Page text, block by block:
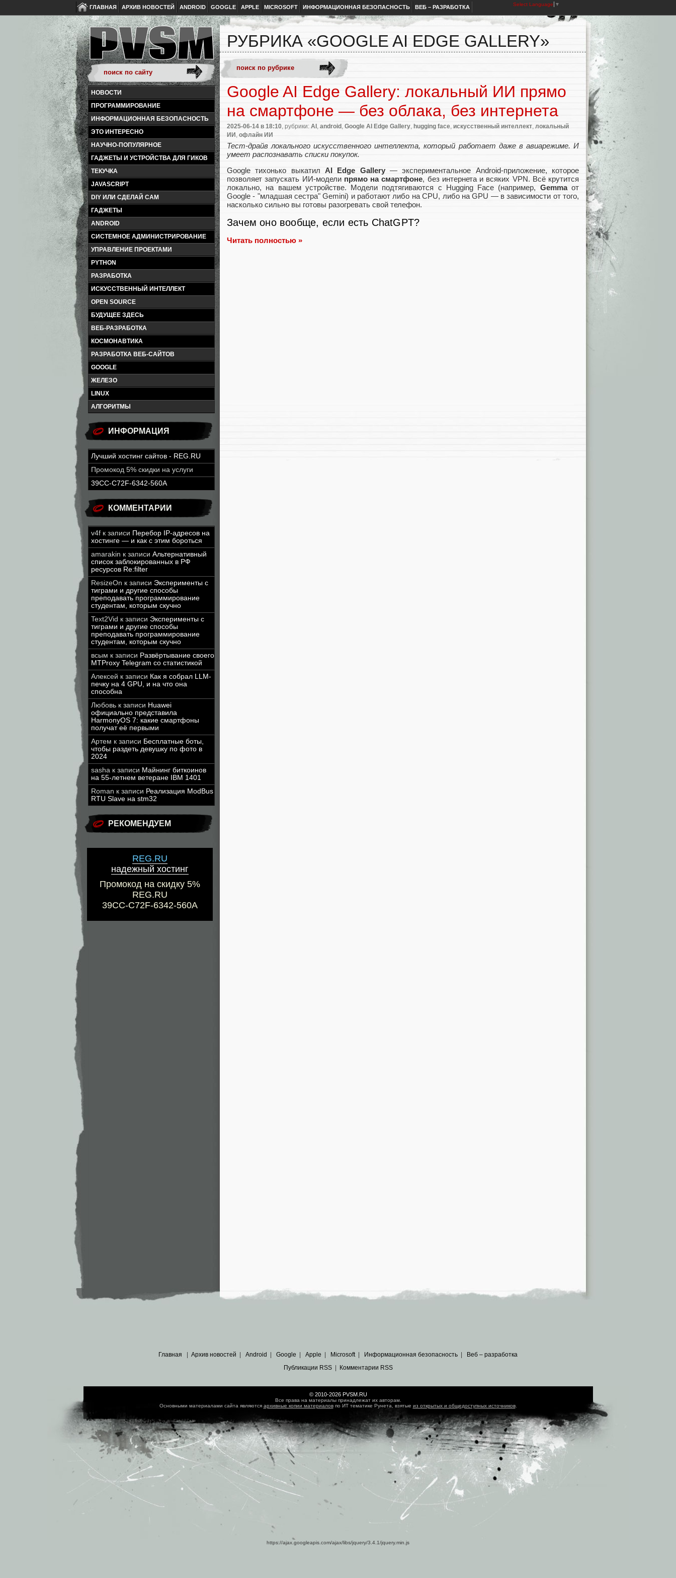
ГЛАВНАЯ АРХИВ НОВОСТЕЙ ANDROID GOOGLE APPLE MICROSOFT ИНФОРМАЦИОННАЯ БЕЗОПАСНОСТЬ ВЕБ – РАЗРАБОТКА Select Language ▼
НОВОСТИ
ПРОГРАММИРОВАНИЕ
ИНФОРМАЦИОННАЯ БЕЗОПАСНОСТЬ
ЭТО ИНТЕРЕСНО
НАУЧНО-ПОПУЛЯРНОЕ
ГАДЖЕТЫ И УСТРОЙСТВА ДЛЯ ГИКОВ
ТЕКУЧКА
JAVASCRIPT
DIY ИЛИ СДЕЛАЙ САМ
ГАДЖЕТЫ
ANDROID
СИСТЕМНОЕ АДМИНИСТРИРОВАНИЕ
УПРАВЛЕНИЕ ПРОЕКТАМИ
PYTHON
РАЗРАБОТКА
ИСКУССТВЕННЫЙ ИНТЕЛЛЕКТ
OPEN SOURCE
БУДУЩЕЕ ЗДЕСЬ
ВЕБ-РАЗРАБОТКА
КОСМОНАВТИКА
РАЗРАБОТКА ВЕБ-САЙТОВ
GOOGLE
ЖЕЛЕЗО
LINUX
АЛГОРИТМЫ
ИНФОРМАЦИЯ
Лучший хостинг сайтов - REG.RU
Промокод 5% скидки на услуги
39CC-C72F-6342-560A
КОММЕНТАРИИ
v4f к записи Перебор IP-адресов на
хостинге — и как с этим бороться
amarakin к записи Альтернативный
список заблокированных в РФ
ресурсов Re:filter
ResizeOn к записи Эксперименты с
тиграми и другие способы
преподавать программирование
студентам, которым скучно
Text2Vid к записи Эксперименты с
тиграми и другие способы
преподавать программирование
студентам, которым скучно
всым к записи Развёртывание своего
MTProxy Telegram со статистикой
Алексей к записи Как я собрал LLM-
печку на 4 GPU, и на что она
способна
Любовь к записи Huawei
официально представила
HarmonyOS 7: какие смартфоны
получат её первыми
Артем к записи Бесплатные боты,
чтобы раздеть девушку по фото в
2024
sasha к записи Майнинг биткоинов
на 55-летнем ветеране IBM 1401
Roman к записи Реализация ModBus
RTU Slave на stm32
РЕКОМЕНДУЕМ
REG.RU
надежный хостинг
Промокод на скидку 5%
REG.RU
39CC-C72F-6342-560A
РУБРИКА «GOOGLE AI EDGE GALLERY»
Google AI Edge Gallery: локальный ИИ прямо
на смартфоне — без облака, без интернета
2025-06-14 в 18:10 , рубрики: AI android Google AI Edge Gallery hugging face искусственный интеллект локальный
ИИ офлайн ИИ
Тест-драйв локального искусственного интеллекта, который работает даже в авиарежиме. И
умеет распознавать списки покупок.
Google тихонько выкатил AI Edge Gallery— экспериментальное Android-приложение, которое
позволяет запускать ИИ-модели прямо на смартфоне, без интернета и всяких VPN. Всё крутится
локально, на вашем устройстве. Модели подтягиваются с Hugging Face (например, Gemmaот
Google - "младшая сестра" Gemini) и работают либо на CPU, либо на GPU — в зависимости от того,
насколько сильно вы готовы разогревать свой телефон.
Зачем оно вообще, если есть ChatGPT?
Читать полностью »
Главная Архив новостей Android Google Apple Microsoft| Информационная безопасность
Веб – разработка
Публикации RSS| Комментарии RSS
© 2010-2026 PVSM.RU
Все права на материалы принадлежат их авторам.
Основными материалами сайта являются архивные копии материаловпо ИТ тематике Рунета, взятые из открытых и общедоступных источников.
https://ajax.googleapis.com/ajax/libs/jquery/3.4.1/jquery.min.js